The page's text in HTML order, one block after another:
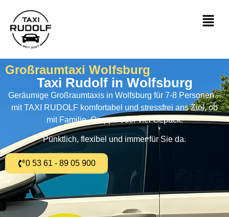
Großraumtaxi Wolfsburg
Taxi Rudolf in Wolfsburg
Geräumige Großraumtaxis in Wolfsburg für 7-8 Personen –
mit TAXI RUDOLF komfortabel und stressfrei ans Ziel, ob
mit Familie, Gruppe oder viel Gepäck.
Pünktlich, flexibel und immer für Sie da.
0 53 61 - 89 05 900